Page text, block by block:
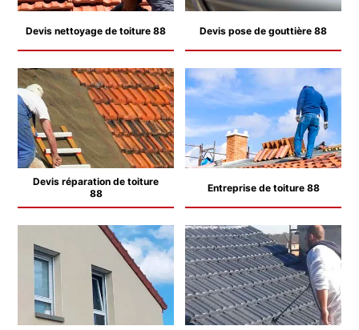
Devis nettoyage de toiture 88 Devis pose de gouttière 88
Devis réparation de toiture
88
Entreprise de toiture 88